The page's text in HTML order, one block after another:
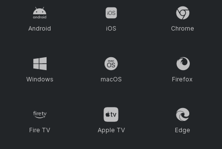
Android iOS Chrome
Windows macOS Firefox
Fire TV Apple TV Edge